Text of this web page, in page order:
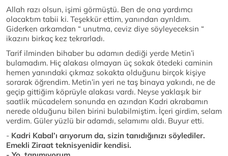
Allah razı olsun, işimi görmüştü. Ben de ona yardımcı
olacaktım tabii ki. Teşekkür ettim, yanından ayrıldım.
Giderken arkamdan “ unutma, ceviz diye söyleyeceksin “
ikazını birkaç kez tekrarladı.
Tarif ilminden bihaber bu adamın dediği yerde Metin’i
bulamadım. Hiç alakası olmayan üç sokak ötedeki caminin
hemen yanındaki çıkmaz sokakta olduğunu birçok kişiye
sorarak öğrendim. Metin’in yeri ne taş binaya yakındı, ne de
geçip gittiğim köprüyle alakası vardı. Neyse yaklaşık bir
saatlik mücadelem sonunda en azından Kadri akrabamın
nerede olduğunu bilen birini bulabilmiştim. İçeri girdim, selam
verdim. Güler yüzlü bir adamdı, selamımı aldı. Buyur etti.
- Kadri Kabal’ı arıyorum da, sizin tanıdığınızı söylediler.
Emekli Ziraat teknisyenidir kendisi.